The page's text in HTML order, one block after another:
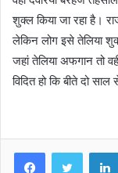
शुक्ल किया जा रहा है।
लेकिन लोग इसे तेलिया
जहां तेलिया अफगान तो
विदित हो कि बीते दो
FacebookTwitter